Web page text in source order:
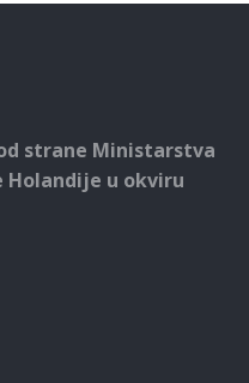
strane Ministarstva
Holandije u okviru